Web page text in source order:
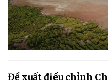
Đề xuất điều chỉnh